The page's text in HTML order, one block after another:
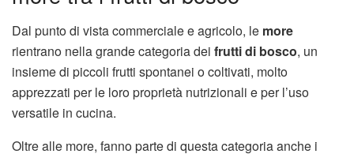
Dal punto di vista commerciale e agricolo, le more
rientrano nella grande categoria dei frutti di bosco, un
insieme di piccoli frutti spontanei o coltivati, molto
apprezzati per le loro proprietà nutrizionali e per l’uso
versatile in cucina.
Oltre alle more, fanno parte di questa categoria anche i